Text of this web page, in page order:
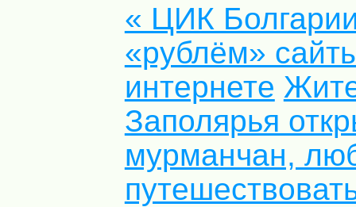
« ЦИК
«рублём»
интернете
Заполярья
мурманчан,